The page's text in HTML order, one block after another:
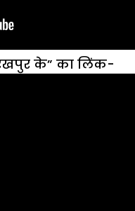
के” का लिंक-